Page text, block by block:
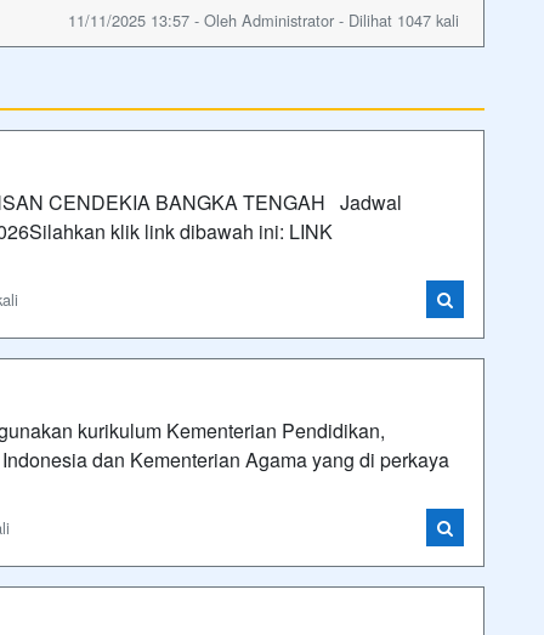
11/11/2025 13:57 - Oleh Administrator - Dilihat 1047 kali
CENDEKIA BANGKA TENGAH Jadwal
klik link dibawah ini: LINK
kurikulum Kementerian Pendidikan,
dan Kementerian Agama yang di perkaya